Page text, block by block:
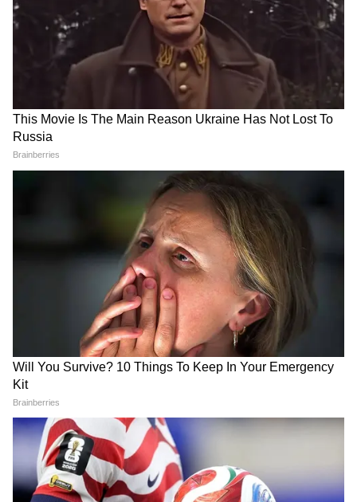
Add Asianetnews Bangla as a Preferred
Source
6
Asianet News
অভিষেকের ডানা ছাঁটার তোড়জোড়
‘’উত্তর প্রদেশে অখিলেশ যাদব বাবাকে সরিয়ে নিজে
দলের শীর্ষে এসেছিলেন। এখানে ভোটের আগে
সবাই ভেবেছিল এখানেও উত্তর প্রদেশের সিন হবে।
তার বদলে এখানে মহারাষ্ট্রের সিন হয়ে গেছে।
ক্ষোভটা ছোটবাবুর ওপরে বেশি। সবাই অস্তিত্বের
সংকটে ভুগছেন। একটা ছাতা চাই। সবাই অনাথ
হয়ে পড়েছেন। কোন ঠাকুরকে ফুল দেবেন বুঝতে
পারছেন না। কিন্তু মন্দির ভেঙে পড়েছে। ভগবান
কোথায় থাকবেন?''